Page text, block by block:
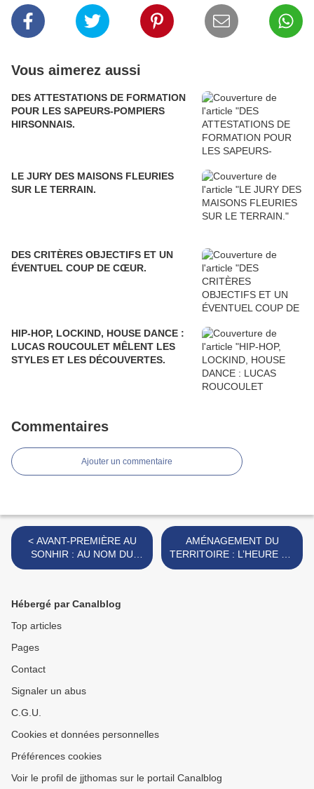
Vous aimerez aussi
DES ATTESTATIONS DE FORMATION
POUR LES SAPEURS-POMPIERS
HIRSONNAIS.
LE JURY DES MAISONS FLEURIES
SUR LE TERRAIN.
DES CRITÈRES OBJECTIFS ET UN
ÉVENTUEL COUP DE CŒUR.
HIP-HOP, LOCKIND, HOUSE DANCE :
LUCAS ROUCOULET MÊLENT LES
STYLES ET LES DÉCOUVERTES.
Commentaires
Ajouter un commentaire
< AVANT-PREMIÈRE AU
SONHIR : AU NOM DU
PÈRE ET DE LA TERRE.
AMÉNAGEMENT DU
TERRITOIRE : L’HEURE DE
L’INTERCOMMUNALITÉ A
Hébergé par Canalblog
Top articles
Pages
Contact
Signaler un abus
C.G.U.
Cookies et données personnelles
Préférences cookies
Voir le profil de jjthomas sur le portail Canalblog